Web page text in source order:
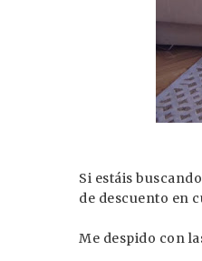
Si estáis
de descuento en
Me despido con